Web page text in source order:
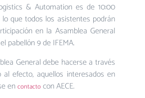
& Automation es de 10:00
que todos los asistentes podrán
en la Asamblea General
pabellón 9 de IFEMA.
General debe hacerse a través
efecto, aquellos interesados en
encontactocon AECE.